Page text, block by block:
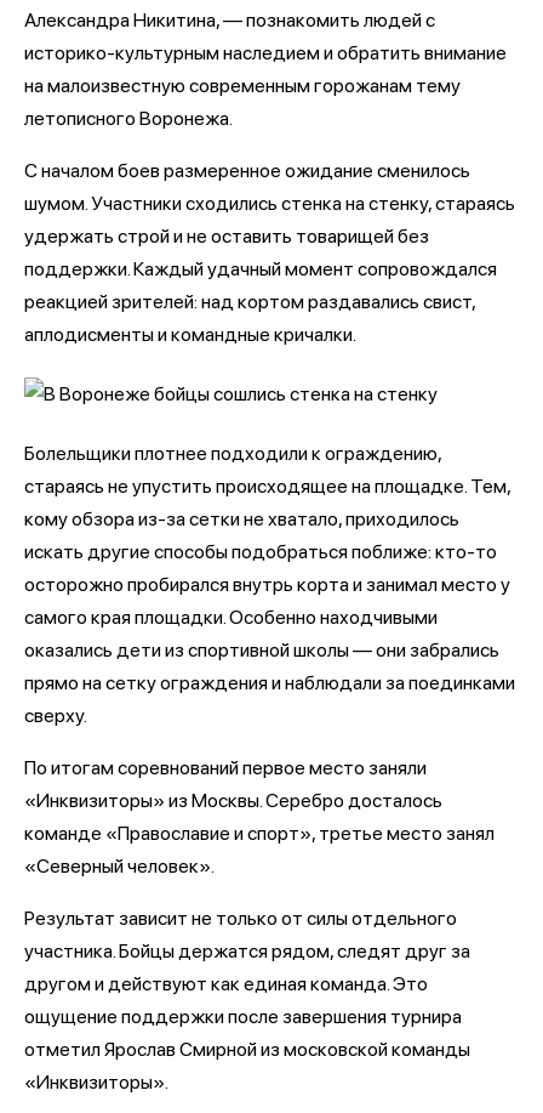
Александра Никитина, — познакомить людей с
историко-культурным наследием и обратить внимание
на малоизвестную современным горожанам тему
летописного Воронежа.
С началом боев размеренное ожидание сменилось
шумом. Участники сходились стенка на стенку, стараясь
удержать строй и не оставить товарищей без
поддержки. Каждый удачный момент сопровождался
реакцией зрителей: над кортом раздавались свист,
аплодисменты и командные кричалки.
Болельщики плотнее подходили к ограждению,
стараясь не упустить происходящее на площадке. Тем,
кому обзора из-за сетки не хватало, приходилось
искать другие способы подобраться поближе: кто-то
осторожно пробирался внутрь корта и занимал место у
самого края площадки. Особенно находчивыми
оказались дети из спортивной школы — они забрались
прямо на сетку ограждения и наблюдали за поединками
сверху.
По итогам соревнований первое место заняли
«Инквизиторы» из Москвы. Серебро досталось
команде «Православие и спорт», третье место занял
«Северный человек».
Результат зависит не только от силы отдельного
участника. Бойцы держатся рядом, следят друг за
другом и действуют как единая команда. Это
ощущение поддержки после завершения турнира
отметил Ярослав Смирной из московской команды
«Инквизиторы».